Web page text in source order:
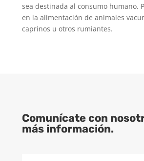
sea destinada al consumo humano.
en la alimentación de animales
caprinos u otros rumiantes.
Comunícate con
más información.